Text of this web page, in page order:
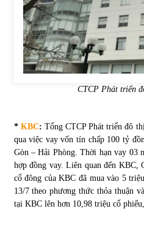
Tiền gửi vào ngân
31/05/2022
Vietcombank và
Chứng khoán ngày
31/05/2022
Phân tích giá tiền
vốn hóa
CTCP Phát triển
* KBC: Tổng CTCP Phát triển đô
qua việc vay vốn tín chấp 100 tỷ
Gòn – Hải Phòng. Thời hạn vay 03
hợp đồng vay. Liên quan đến KBC,
cổ đông của KBC đã mua vào 5
13/7 theo phương thức thỏa thuận
tại KBC lên hơn 10,98 triệu cổ